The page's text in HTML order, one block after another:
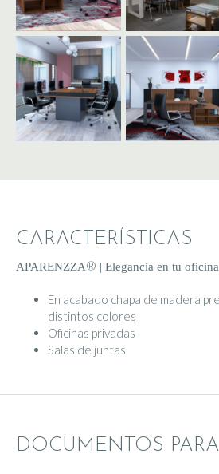
CARACTERÍSTICAS
APARENZZA® | Elegancia en tu
En acabado chapa de madera
distintos colores
Oficinas privadas
Salas de juntas
DOCUMENTOS